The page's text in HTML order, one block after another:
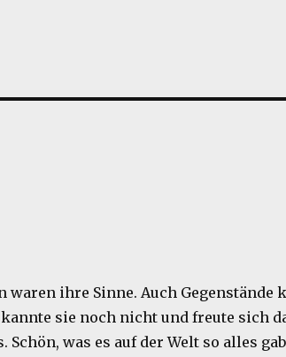
waren ihre Sinne. Auch Gegenstände
sie noch nicht und freute sich
Schön, was es auf der Welt so alles